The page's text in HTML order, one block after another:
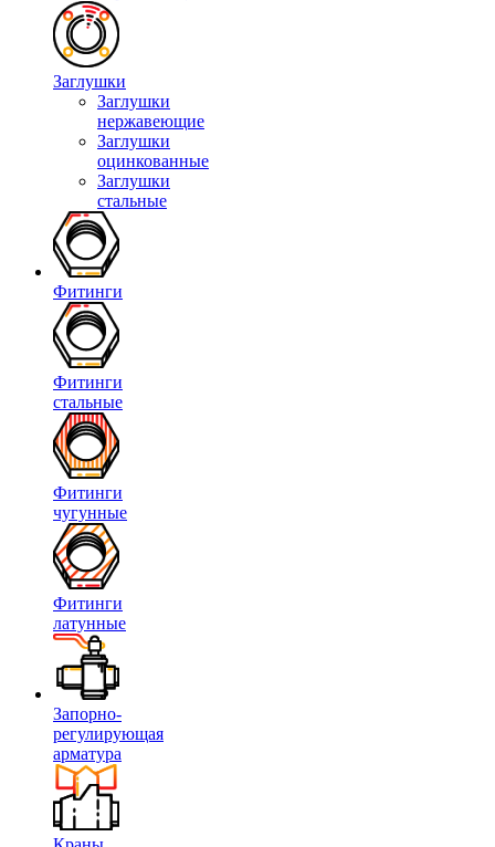
Заглушки
Заглушки
нержавеющие
Заглушки
оцинкованные
Заглушки
стальные
Фитинги
Фитинги
стальные
Фитинги
чугунные
Фитинги
латунные
Запорно-
регулирующая
арматура